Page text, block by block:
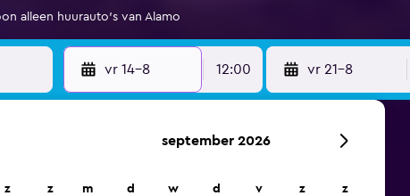
alleen huurauto's van Alamo
vr 14-8 12:00 vr 21-8
z z
september 2026
m d w d v z z